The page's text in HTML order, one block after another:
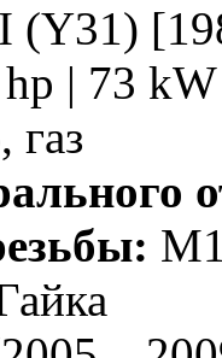
(Y31)
| 73
газ